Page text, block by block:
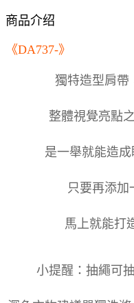
商品介绍
《DA737-》
獨特造型肩帶
整體視覺亮點
是一舉就能造
只要再添加
馬上就能打
小提醒：抽繩可